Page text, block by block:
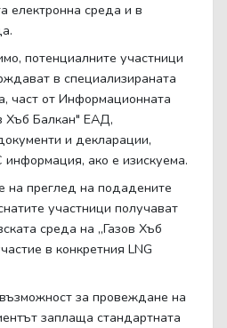
електронна среда и в
потенциалните участници
в специализираната
част от Информационната
Хъб Балкан" ЕАД,
и декларации,
информация, ако е изискуема.
на преглед на подадените
участници получават
среда на „Газов Хъб
в конкретния LNG
за провеждане на
заплаща стандартната